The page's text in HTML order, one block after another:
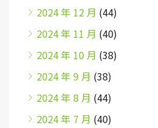
2024 年 12 月 (44)
2024 年 11 月 (40)
2024 年 10 月 (38)
2024 年 9 月 (38)
2024 年 8 月 (44)
2024 年 7 月 (40)